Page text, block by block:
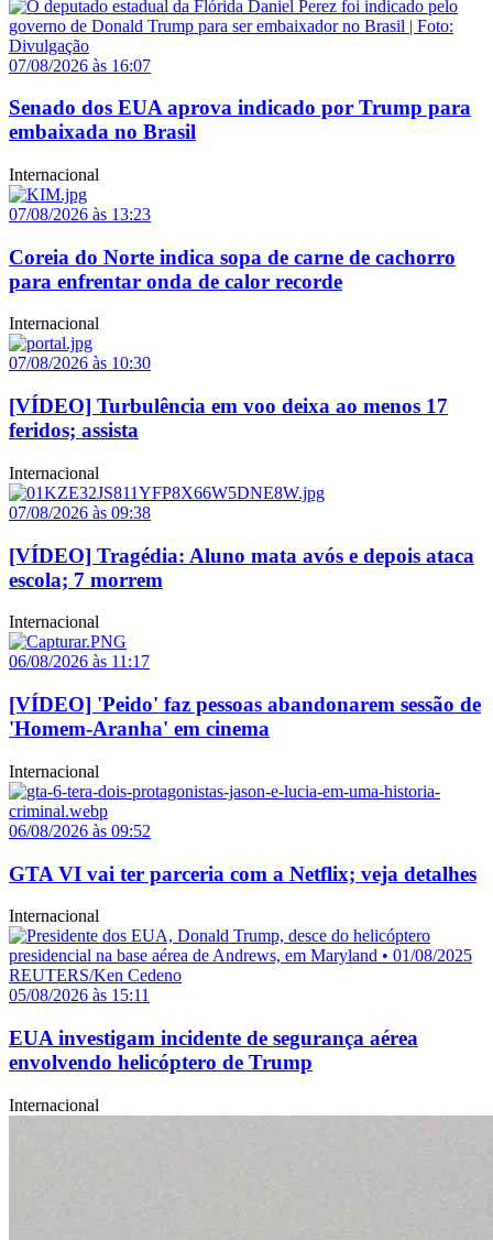
07/08/2026 às 16:07
Senado dos EUA aprova indicado por Trump para
embaixada no Brasil
Internacional
07/08/2026 às 13:23
Coreia do Norte indica sopa de carne de cachorro
para enfrentar onda de calor recorde
Internacional
07/08/2026 às 10:30
[VÍDEO] Turbulência em voo deixa ao menos 17
feridos; assista
Internacional
07/08/2026 às 09:38
[VÍDEO] Tragédia: Aluno mata avós e depois ataca
escola; 7 morrem
Internacional
06/08/2026 às 11:17
[VÍDEO] 'Peido' faz pessoas abandonarem sessão de
'Homem-Aranha' em cinema
Internacional
06/08/2026 às 09:52
GTA VI vai ter parceria com a Netflix; veja detalhes
Internacional
05/08/2026 às 15:11
EUA investigam incidente de segurança aérea
envolvendo helicóptero de Trump
Internacional